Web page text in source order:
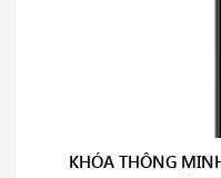
KHÓA THÔNG